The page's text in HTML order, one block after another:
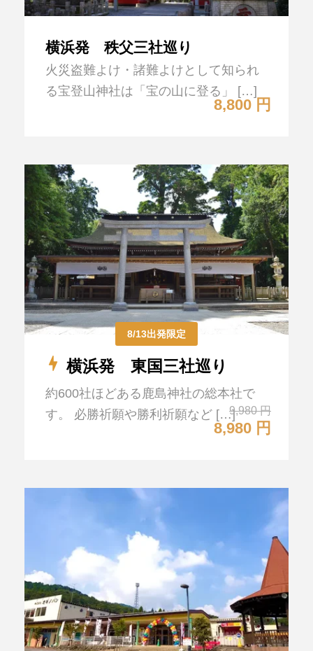
横浜発 秩父三社巡り
8,800 円
火災盗難よけ・諸難よけとして知られ
る宝登山神社は「宝の山に登る」 […]
8/13出発限定
横浜発 東国三社巡り
9,980 円
8,980 円
約600社ほどある鹿島神社の総本社で
す。 必勝祈願や勝利祈願など […]